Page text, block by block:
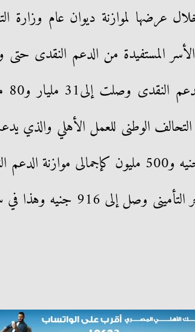
يقرب 34 مليار جنيه و500 مليون كإجمالى
- رفع الأدنى للأجر